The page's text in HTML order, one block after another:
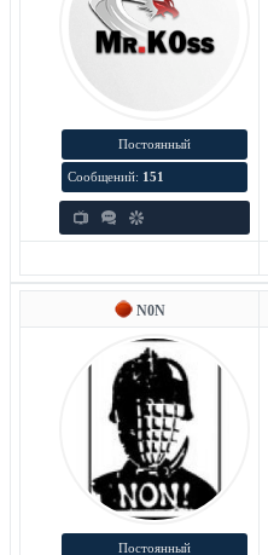
Постоянный
Сообщений: 151
N0N
Постоянный